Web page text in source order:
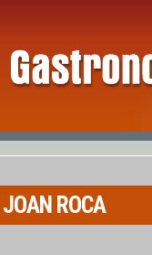
JOAN ROCA